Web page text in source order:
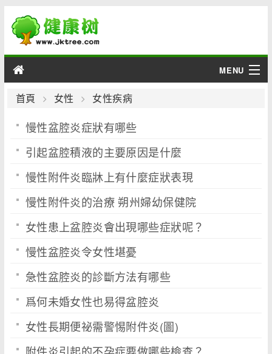
MENU
男性
女性
育兒
老人
疾病
首頁 女性 女性疾病
慢性盆腔炎症狀有哪些
引起盆腔積液的主要原因是什麼
慢性附件炎臨牀上有什麼症狀表現
慢性附件炎的治療 朔州婦幼保健院
女性患上盆腔炎會出現哪些症狀呢？
慢性盆腔炎令女性堪憂
急性盆腔炎的診斷方法有哪些
爲何未婚女性也易得盆腔炎
女性長期便祕需警惕附件炎(圖)